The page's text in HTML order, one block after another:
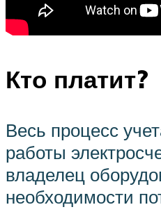
Кто платит?
Весь процесс
работы
владелец
необходимости